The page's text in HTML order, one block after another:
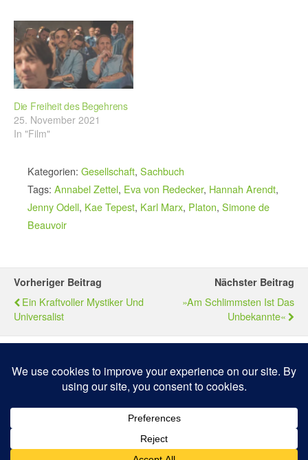
Die Freiheit des Begehrens
25. November 2021
In "Film"
Kategorien: Gesellschaft, Sachbuch
Tags: Annabel Zettel, Eva von Redecker, Hannah Arendt,
Jenny Odell, Kae Tepest, Karl Marx, Platon, Simone de
Beauvoir
Vorheriger Beitrag
Ein Kraftvoller Mystiker Und
Universalist
Nächster Beitrag
»Am Schlimmsten Ist Das
Unbekannte«
Zum Seitenanfang
Mobil Desktop